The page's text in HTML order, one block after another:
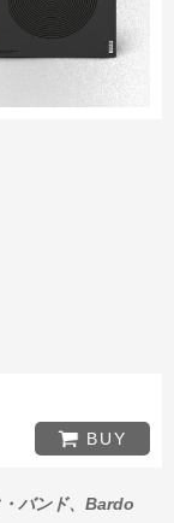
BUY
バンド、Bardo